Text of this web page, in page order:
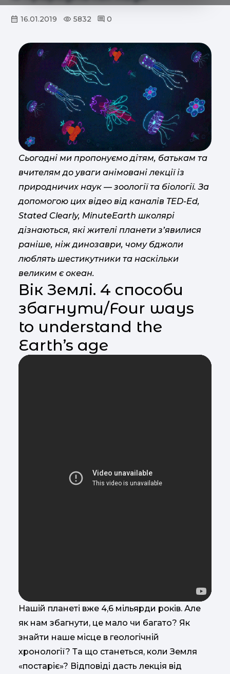
16.01.2019 5832 0
Сьогодні ми пропонуємо дітям, батькам та
вчителям до уваги анімовані лекції із
природничих наук — зоології та біології. За
допомогою цих відео від каналів TED-Ed,
Stated Clearly, MinuteEarth школярі
дізнаються, які жителі планети з’явилися
раніше, ніж динозаври, чому бджоли
люблять шестикутники та наскільки
великим є океан.
Вік Землі. 4 способи
збагнути/Four ways
to understand the
Earth’s age
Нашій планеті вже 4,6 мільярди років. Але
як нам збагнути, це мало чи багато? Як
знайти наше місце в геологічній
хронології? Та що станеться, коли Земля
«постаріє»? Відповіді дасть лекція від